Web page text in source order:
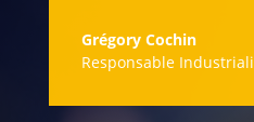
Grégory Cochin
Responsable